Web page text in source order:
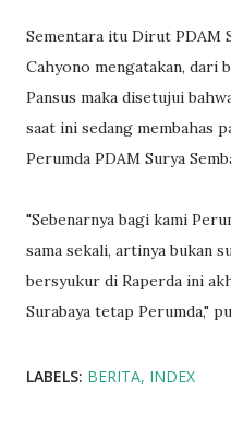
Sementara itu Dirut PDAM
Cahyono mengatakan, dari
Pansus maka disetujui
saat ini sedang membahas
Perumda PDAM Surya
"Sebenarnya bagi kami
sama sekali, artinya bukan
bersyukur di Raperda ini
Surabaya tetap Perumda,"
LABELS: BERITA INDEX